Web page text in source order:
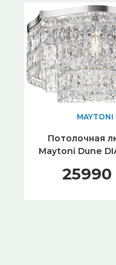
MAYTONI
Потолочная
Maytoni Dune